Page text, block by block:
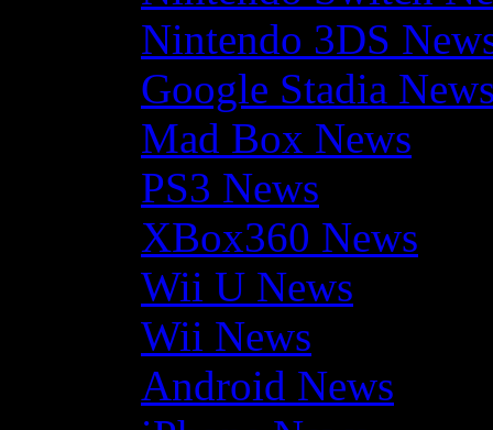
Nintendo 3DS
Google Stadia
Mad Box News
PS3 News
XBox360 News
Wii U News
Wii News
Android News